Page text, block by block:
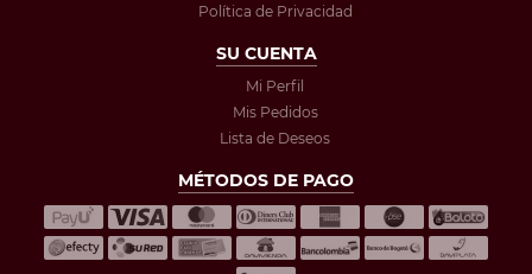
Política de Privacidad
SU CUENTA
Mi Perfil
Mis Pedidos
Lista de Deseos
MÉTODOS DE PAGO